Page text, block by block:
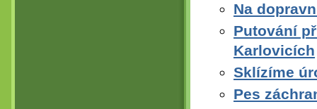
Na
Putování
Karlovicích
Sklízíme
Pes